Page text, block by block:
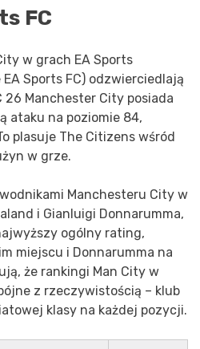
FC
w grach EA Sports
Sports FC) odzwierciedlają
26 Manchester City posiada
ataku na poziomie 84,
plasuje The Citizens wśród
w grze.
Manchesteru City w
i Gianluigi Donnarumma,
ogólny rating,
miejscu i Donnarumma na
że rankingi Man City w
z rzeczywistością – klub
klasy na każdej pozycji.